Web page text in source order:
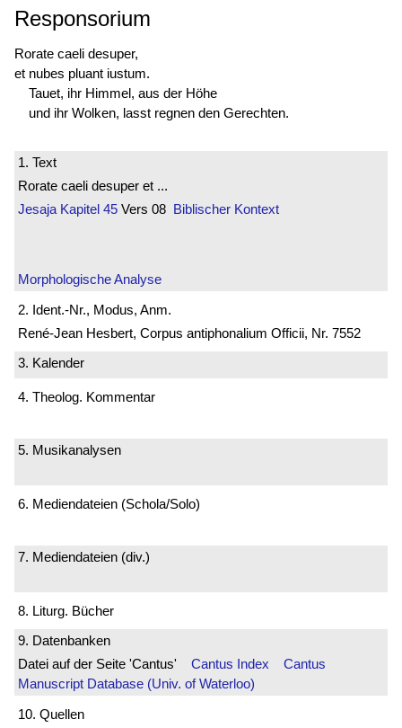
Responsorium
Rorate caeli desuper,
et nubes pluant iustum.
Tauet, ihr Himmel, aus der Höhe
und ihr Wolken, lasst regnen den Gerechten.
1. Text
Rorate caeli desuper et ...
Jesaja Kapitel 45 Vers 08 Biblischer Kontext
Morphologische Analyse
2. Ident.-Nr., Modus, Anm.
René-Jean Hesbert, Corpus antiphonalium Officii, Nr. 7552
3. Kalender
4. Theolog. Kommentar
5. Musikanalysen
6. Mediendateien (Schola/Solo)
7. Mediendateien (div.)
8. Liturg. Bücher
9. Datenbanken
Datei auf der Seite 'Cantus' Cantus Index
Cantus
Manuscript Database (Univ. of Waterloo)
10. Quellen